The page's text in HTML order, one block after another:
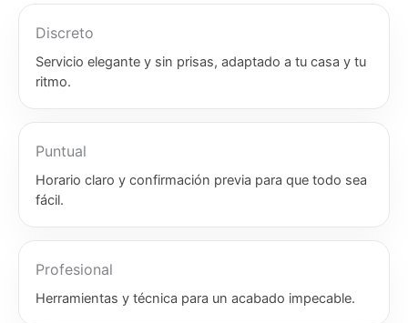
Discreto
Servicio elegante y sin prisas, adaptado a tu casa y tu
ritmo.
Puntual
Horario claro y confirmación previa para que todo sea
fácil.
Profesional
Herramientas y técnica para un acabado impecable.